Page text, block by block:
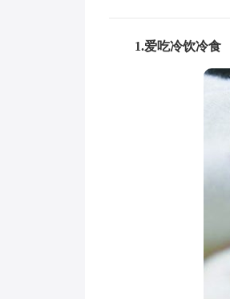
1.爱吃冷饮冷食